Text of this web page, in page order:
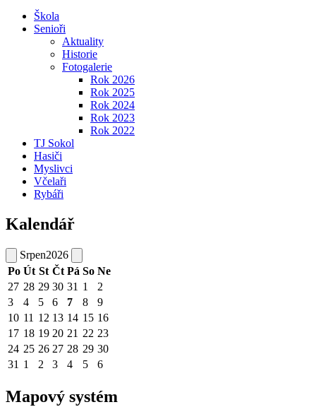
Škola
Senioři
Aktuality
Historie
Fotogalerie
Rok 2026
Rok 2025
Rok 2024
Rok 2023
Rok 2022
TJ Sokol
Hasiči
Myslivci
Včelaři
Rybáři
Kalendář
Srpen2026
Po Út St Čt Pá So Ne
27 28 29 30 31 1
2
3
4 5 6 7 8
9
10 11 12 13 14 15 16
17 18 19 20 21 22 23
24 25 26 27 28 29 30
31 1 2 3 4 5 6
Mapový systém